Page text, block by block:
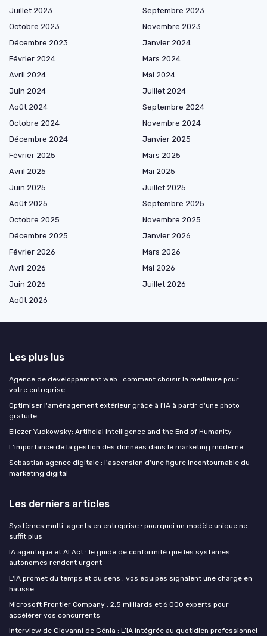
Juillet 2023
Septembre 2023
Octobre 2023
Novembre 2023
Décembre 2023
Janvier 2024
Février 2024
Mars 2024
Avril 2024
Mai 2024
Juin 2024
Juillet 2024
Août 2024
Septembre 2024
Octobre 2024
Novembre 2024
Décembre 2024
Janvier 2025
Février 2025
Mars 2025
Avril 2025
Mai 2025
Juin 2025
Juillet 2025
Août 2025
Septembre 2025
Octobre 2025
Novembre 2025
Décembre 2025
Janvier 2026
Février 2026
Mars 2026
Avril 2026
Mai 2026
Juin 2026
Juillet 2026
Août 2026
Les plus lus
Agence de developpement web : comment choisir la meilleure pour
votre entreprise
Optimiser l'aménagement extérieur grâce à l'IA à partir d'une photo
gratuite
Eliezer Yudkowsky: Artificial Intelligence and the End of Humanity
L'importance de la gestion des données dans le marketing moderne
Sebastian agence digitale : l'ascension d'une figure incontournable du
marketing digital
Les derniers articles
Systèmes multi-agents en entreprise : pourquoi un modèle unique ne
suffit plus
IA agentique et AI Act : le guide de conformité que les systèmes
autonomes rendent urgent
L'IA promet du temps et du sens : vos équipes signalent une charge en
hausse
Microsoft Frontier Company : 2,5 milliards et 6 000 experts pour
accélérer vos concurrents
Interview de Giovanni de Génia : L’IA intégrée au quotidien professionnel